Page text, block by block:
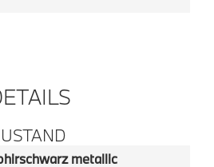
metallic